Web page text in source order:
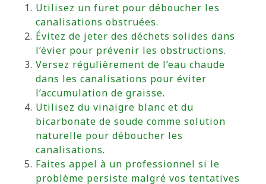
Utilisez un furet pour déboucher les
canalisations obstruées.
Évitez de jeter des déchets solides dans
l’évier pour prévenir les obstructions.
Versez régulièrement de l’eau chaude
dans les canalisations pour éviter
l’accumulation de graisse.
Utilisez du vinaigre blanc et du
bicarbonate de soude comme solution
naturelle pour déboucher les
canalisations.
Faites appel à un professionnel si le
problème persiste malgré vos tentatives